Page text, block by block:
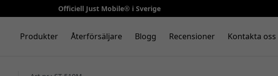
Officiell Just Mobile® i Sverige
Produkter Återförsäljare Blogg Recensioner Kontakta oss